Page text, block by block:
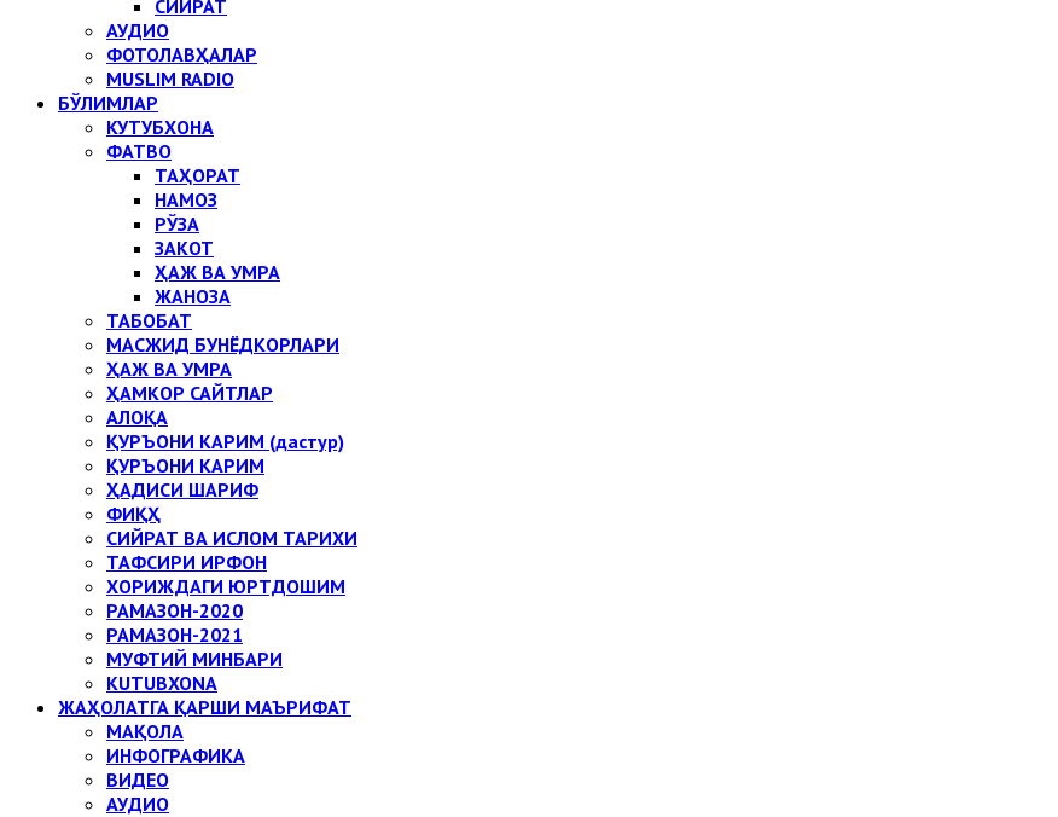
СИЙРАТ
АУДИО
ФОТОЛАВҲАЛАР
MUSLIM RADIO
БЎЛИМЛАР
КУТУБХОНА
ФАТВО
ТАҲОРАТ
НАМОЗ
РЎЗА
ЗАКОТ
ҲАЖ ВА УМРА
ЖАНОЗА
ТАБОБАТ
МАСЖИД БУНЁДКОРЛАРИ
ҲАЖ ВА УМРА
ҲАМКОР САЙТЛАР
АЛОҚА
ҚУРЪОНИ КАРИМ (дастур)
ҚУРЪОНИ КАРИМ
ҲАДИСИ ШАРИФ
ФИҚҲ
СИЙРАТ ВА ИСЛОМ ТАРИХИ
ТАФСИРИ ИРФОН
ХОРИЖДАГИ ЮРТДОШИМ
РАМАЗОН-2020
РАМАЗОН-2021
МУФТИЙ МИНБАРИ
KUTUBXONA
ЖАҲОЛАТГА ҚАРШИ МАЪРИФАТ
МАҚОЛА
ИНФОГРАФИКА
ВИДЕО
АУДИО